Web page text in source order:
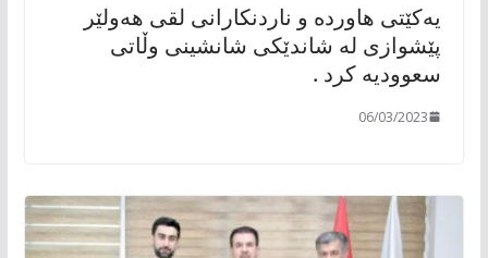
یەکێتی هاوردە و ناردنکارانی لقی هەولێر
پێشوازی لە شاندێکی شانشینی وڵاتی
سعوودیە کرد .
06/03/2023